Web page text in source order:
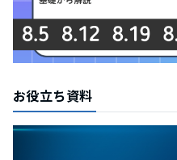
お役立ち資料